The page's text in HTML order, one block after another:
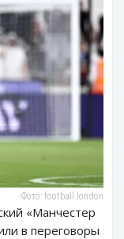
Фото: football.london
«Манчестер
в переговоры